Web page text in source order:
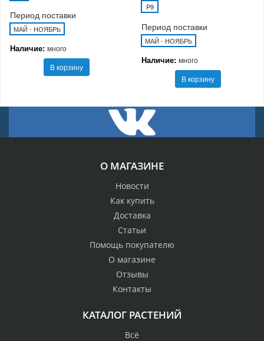
Период поставки
МАЙ - НОЯБРЬ
Наличие: много
В корзину
P9
Период поставки
МАЙ - НОЯБРЬ
Наличие: много
В корзину
О МАГАЗИНЕ
Новости
Как купить
Доставка
Статьи
Помощь покупателю
О магазине
Отзывы
Контакты
КАТАЛОГ РАСТЕНИЙ
Всё